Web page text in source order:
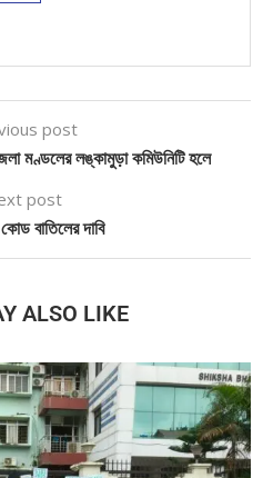
post
মণ্ডলের লঙ্কামুড়া কমিউনিটি হলে
post
বাতিলের দাবি
ALSO LIKE